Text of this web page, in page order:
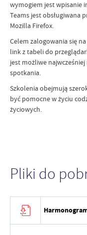
wymogiem jest wpisanie
Teams jest obsługiwana
Mozilla Firefox.
Celem zalogowania się
link z tabeli do
jest możliwe
spotkania.
Szkolenia obejmują
być pomocne w życiu
życiowych.
Pliki do